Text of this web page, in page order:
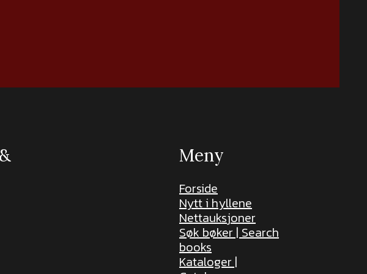
Meny
Forside
Nytt i hyllene
Nettauksjoner
Søk bøker | Search
books
Kataloger |